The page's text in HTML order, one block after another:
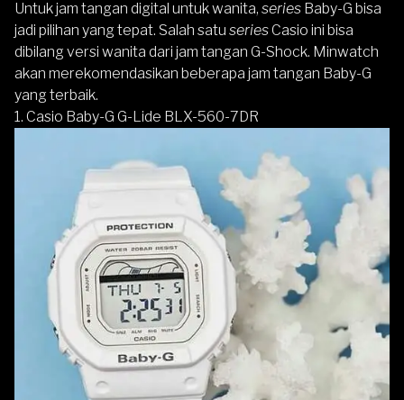
Untuk jam tangan digital untuk wanita, series Baby-G bisa
jadi pilihan yang tepat. Salah satu seriesCasio ini bisa
dibilang versi wanita dari jam tangan G-Shock. Minwatch
akan merekomendasikan beberapa jam tangan Baby-G
yang terbaik.
1. Casio Baby-G G-Lide BLX-560-7DR